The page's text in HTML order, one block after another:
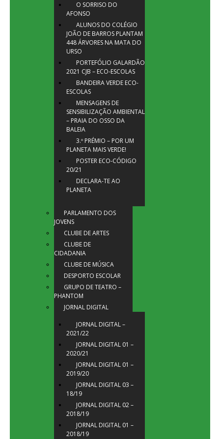
O SORRISO DO
AFONSO
ALUNOS DO COLÉGIO
JOÃO DE BARROS PLANTAM
448 ÁRVORES NA MATA DO
URSO
PORTEFÓLIO GALARDÃO
2021 CJB – ECO-ESCOLAS
BANDEIRA VERDE ECO-
ESCOLAS
MENSAGENS DE
SENSIBILIZAÇÃO AMBIENTAL
– PRAIA DO OSSO DA
BALEIA
3.º PRÉMIO – POR UM
PLANETA MAIS VERDE!
POSTER ECO-CÓDIGO
20/21
DECLARA-TE AO
PLANETA
PARLAMENTO DOS
JOVENS
CLUBE DE ARTES
CLUBE DE
CIDADANIA
CLUBE DE MÚSICA
DESPORTO ESCOLAR
GRUPO DE TEATRO –
PHANTOM
JORNAL DIGITAL
JORNAL DIGITAL –
2021/22
JORNAL DIGITAL 01 –
2020/21
JORNAL DIGITAL 01 –
2019/20
JORNAL DIGITAL 03 –
18/19
JORNAL DIGITAL 02 –
2018/19
JORNAL DIGITAL 01 –
2018/19